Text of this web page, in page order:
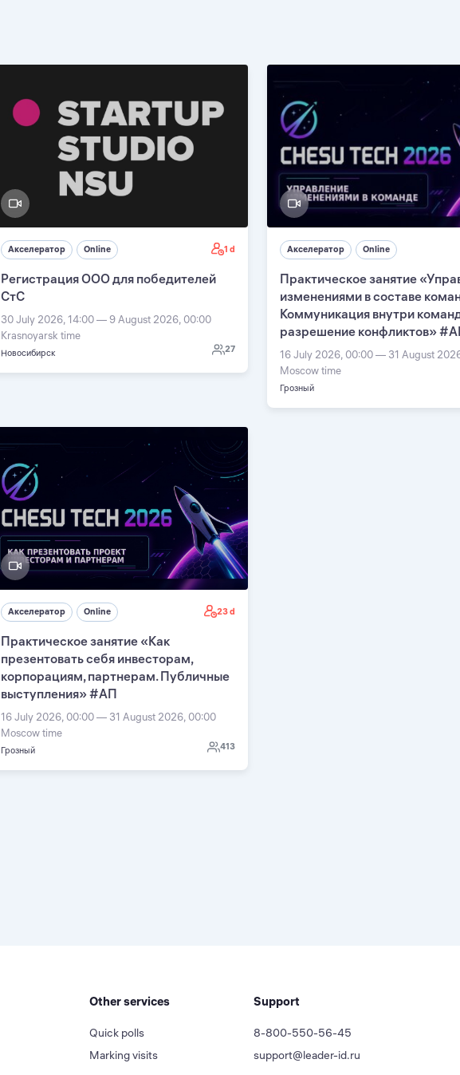
Акселератор Online 1 d
Регистрация ООО для победителей
СтС
30 July 2026, 14:00 — 9 August 2026, 00:00
Krasnoyarsk time
Новосибирск 27
Акселератор Online
Практическое занятие
изменениями в составе
Коммуникация внутри
разрешение конфликтов»
16 July 2026, 00:00 — 31 August
Moscow time
Грозный
Акселератор Online 23 d
Практическое занятие «Как
презентовать себя инвесторам,
корпорациям, партнерам. Публичные
выступления» #АП
16 July 2026, 00:00 — 31 August 2026, 00:00
Moscow time
Грозный 413
Other services
Quick polls
Marking visits
Support
8-800-550-56-45
support@leader-id.ru